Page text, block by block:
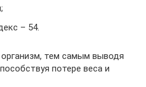
– 54.
тем самым выводя
потере веса и